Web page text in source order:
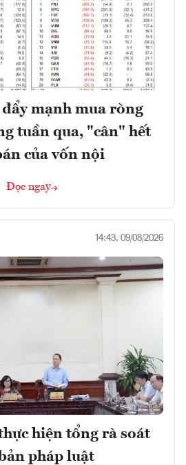
mạnh mua ròng
tuần qua, "cân" hết
của vốn nội
Đọc ngay
14:43, 09/08/2026
hiện tổng rà soát
pháp luật